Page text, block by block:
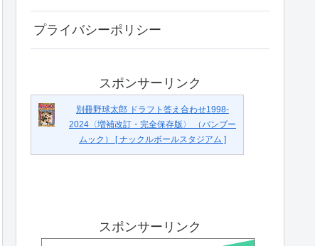
プライバシーポリシー
スポンサーリンク
別冊野球太郎 ドラフト答え合わせ1998-
2024〈増補改訂・完全保存版〉 （バンブー
ムック） [ ナックルボールスタジアム ]
スポンサーリンク